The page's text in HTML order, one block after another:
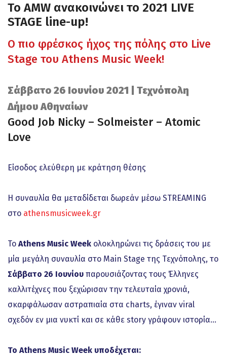
To AMW ανακοινώνει το 2021 LIVE
STAGE line-up!
O πιο φρέσκος ήχος της πόλης στο Live
Stage του Athens Music Week!
Σάββατο 26 Ιουνίου 2021 | Τεχνόπολη
Δήμου Αθηναίων
Good Job Nicky – Solmeister – Atomic
Love
Είσοδος ελεύθερη με κράτηση θέσης
Η συναυλία θα μεταδίδεται δωρεάν μέσω STREAMING
στο athensmusicweek.gr
Το Athens Music Week ολοκληρώνει τις δράσεις του με
μία μεγάλη συναυλία στο Main Stage της Tεχνόπολης, το
Σάββατο 26 Ιουνίου παρουσιάζοντας τους Έλληνες
καλλιτέχνες που ξεχώρισαν την τελευταία χρονιά,
σκαρφάλωσαν αστραπιαία στα charts, έγιναν viral
σχεδόν εν μια νυκτί και σε κάθε story γράφουν ιστορία…
Το Athens Music Week υποδέχεται: